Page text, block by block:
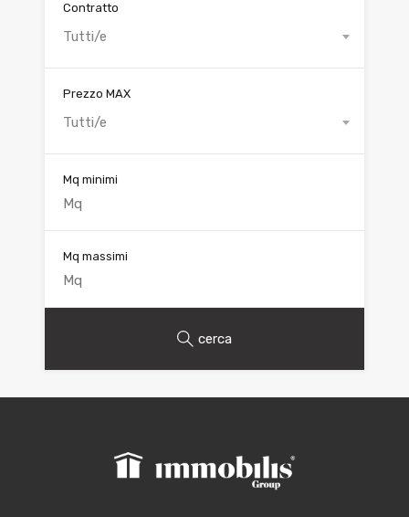
Contratto
Tutti/e
Prezzo MAX
Tutti/e
Mq minimi
Mq massimi
cerca